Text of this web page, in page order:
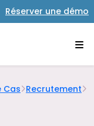
Réserver une démo
Cas Recrutement